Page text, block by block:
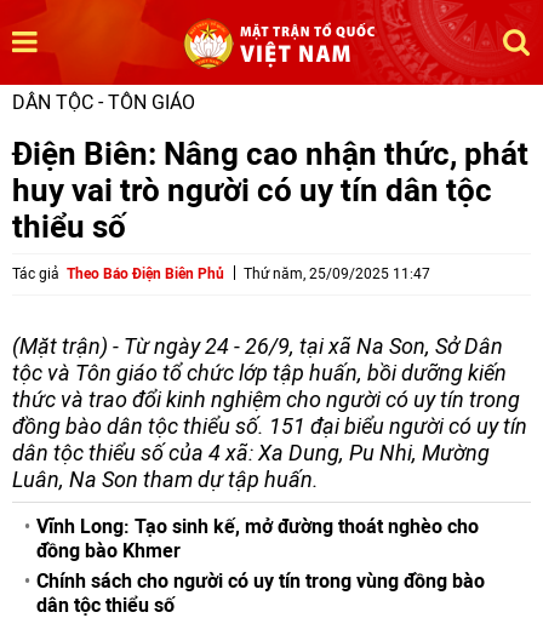
DÂN TỘC - TÔN GIÁO
Điện Biên: Nâng cao nhận thức, phát
huy vai trò người có uy tín dân tộc
thiểu số
Tác giả Theo Báo Điện Biên Phủ Thứ năm, 25/09/2025 11:47
(Mặt trận) - Từ ngày 24 - 26/9, tại xã Na Son, Sở Dân
tộc và Tôn giáo tổ chức lớp tập huấn, bồi dưỡng kiến
thức và trao đổi kinh nghiệm cho người có uy tín trong
đồng bào dân tộc thiểu số. 151 đại biểu người có uy tín
dân tộc thiểu số của 4 xã: Xa Dung, Pu Nhi, Mường
Luân, Na Son tham dự tập huấn.
Vĩnh Long: Tạo sinh kế, mở đường thoát nghèo cho
đồng bào Khmer
Chính sách cho người có uy tín trong vùng đồng bào
dân tộc thiểu số